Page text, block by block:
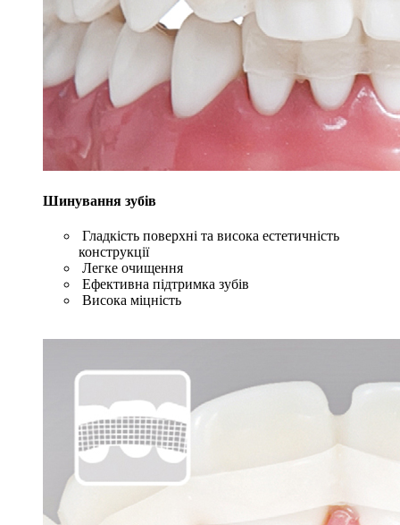
Шинування зубів
Гладкість поверхні та висока естетичність
конструкції
Легке очищення
Ефективна підтримка зубів
Висока міцність